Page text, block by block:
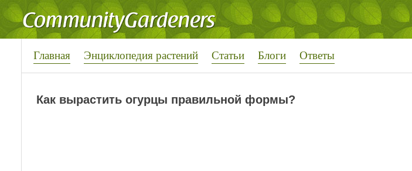
Главная Энциклопедия растений Статьи Блоги Ответы
Как вырастить огурцы правильной формы?